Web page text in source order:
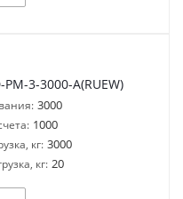
3-3000-A(RUEW)
3000
1000
кг: 3000
кг: 20